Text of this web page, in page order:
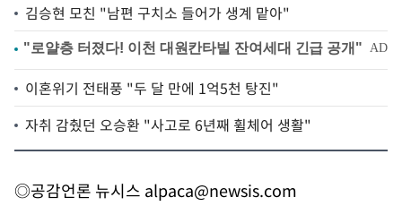
김승현 모친 "남편 구치소 들어가 생계 맡아"
이혼위기 전태풍 "두 달 만에 1억5천 탕진"
자취 감췄던 오승환 "사고로 6년째 휠체어 생활"
◎공감언론 뉴시스 alpaca@newsis.com